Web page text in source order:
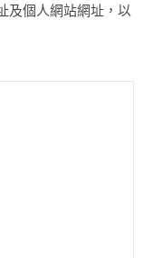
及個人網站網址，以